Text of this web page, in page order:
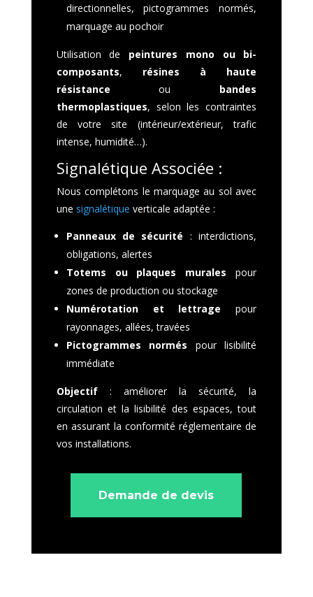
directionnelles, pictogrammes normés,
marquage au pochoir
Utilisation de peintures mono ou bi-
composants, résines à haute
résistance ou bandes
thermoplastiques, selon les contraintes
de votre site (intérieur/extérieur, trafic
intense, humidité…).
Signalétique Associée :
Nous complétons le marquage au sol avec
une signalétique verticale adaptée :
Panneaux de sécurité : interdictions,
obligations, alertes
Totems ou plaques murales pour
zones de production ou stockage
Numérotation et lettrage pour
rayonnages, allées, travées
Pictogrammes normés pour lisibilité
immédiate
Objectif: améliorer la sécurité, la
circulation et la lisibilité des espaces, tout
en assurant la conformité réglementaire de
vos installations.
Demande de devis